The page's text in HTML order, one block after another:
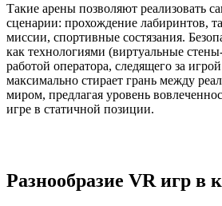
Такие арены позволяют реализовать
сценарии: прохождение лабиринтов,
миссии, спортивные состязания.
как технологиями (виртуальные
работой оператора, следящего за
максимально стирает грань между
миром, предлагая уровень
игре в статичной позиции.
Разнообразие VR игр в